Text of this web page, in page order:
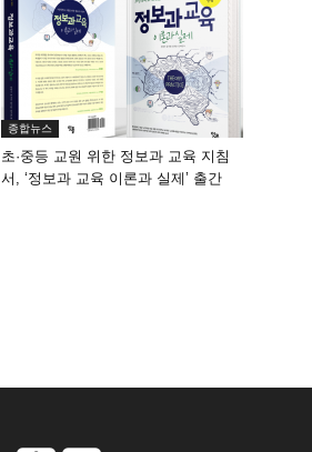
종합뉴스
초·중등 교원 위한 정보과 교육 지침
서, ‘정보과 교육 이론과 실제’ 출간